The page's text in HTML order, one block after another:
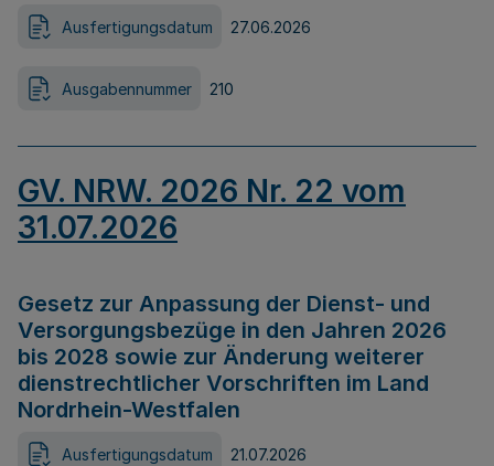
Ausfertigungsdatum 27.06.2026
Ausgabennummer 210
GV. NRW. 2026 Nr. 22 vom
31.07.2026
Gesetz zur Anpassung der Dienst- und
Versorgungsbezüge in den Jahren 2026
bis 2028 sowie zur Änderung weiterer
dienstrechtlicher Vorschriften im Land
Nordrhein-Westfalen
Ausfertigungsdatum 21.07.2026